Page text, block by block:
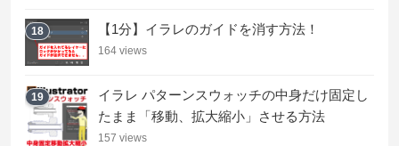
18 【1分】イラレのガイドを消す方法！
164 views
19
イラレ パターンスウォッチの中身だけ固定し
たまま「移動、拡大縮小」させる方法
157 views